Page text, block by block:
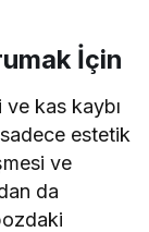
İçin
ve kas kaybı
sadece estetik
ve
da